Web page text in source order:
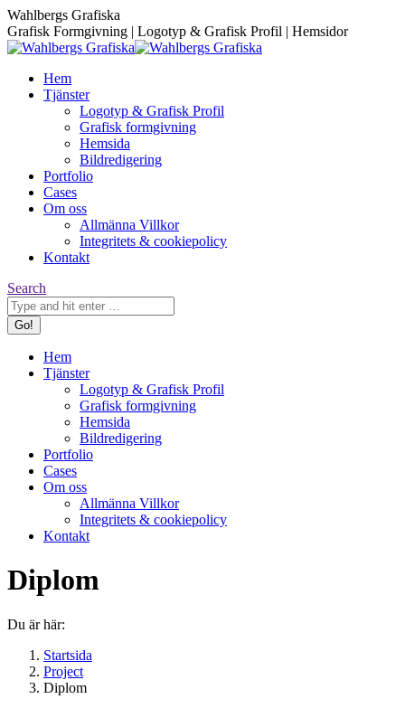
Skip
to
content
Facebook
page
opens
new
window
Instagram
page
opens
new
window
Wahlbergs Grafiska
Grafisk Formgivning | Logotyp & Grafisk Profil | Hemsidor
Hem
Tjänster
Logotyp & Grafisk Profil
Grafisk formgivning
Hemsida
Bildredigering
Portfolio
Cases
Om oss
Allmänna Villkor
Integritets & cookiepolicy
Kontakt
Search:
Search
Hem
Tjänster
Logotyp & Grafisk Profil
Grafisk formgivning
Hemsida
Bildredigering
Portfolio
Cases
Om oss
Allmänna Villkor
Integritets & cookiepolicy
Kontakt
Diplom
Du är här:
Startsida
Project
Diplom